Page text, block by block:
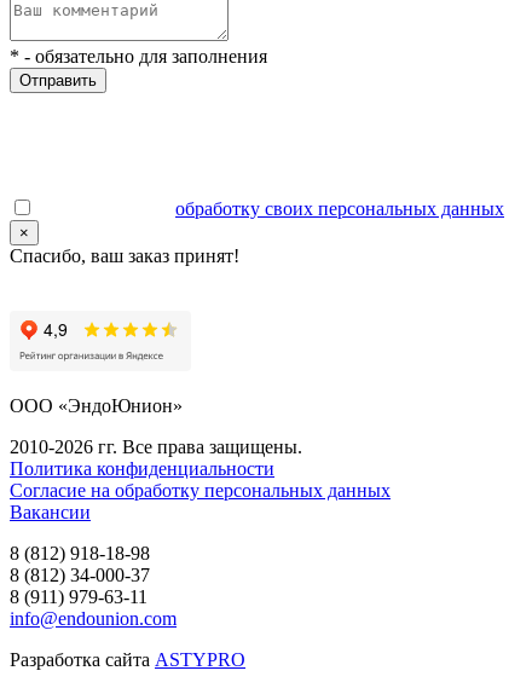
* - обязательно для заполнения
Отправить
обработку своих персональных данных
×
Спасибо, ваш заказ принят!
ООО «ЭндоЮнион»
2010-2026 гг. Все права защищены.
Политика конфиденциальности
Согласие на обработку персональных данных
Вакансии
8 (812) 918-18-98
8 (812) 34-000-37
8 (911) 979-63-11
info@endounion.com
Разработка сайта ASTYPRO